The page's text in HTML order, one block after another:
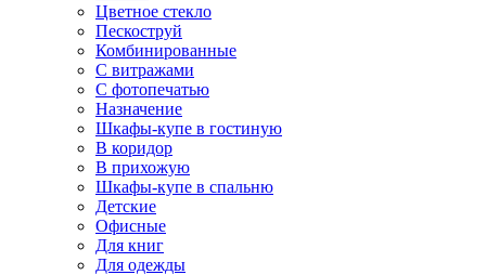
Цветное стекло
Пескоструй
Комбинированные
С витражами
С фотопечатью
Назначение
Шкафы-купе в гостиную
В коридор
В прихожую
Шкафы-купе в спальню
Детские
Офисные
Для книг
Для одежды